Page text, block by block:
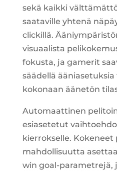
sekä kaikki
saataville yhtenä
clickillä.
visuaalista
fokusta, ja gamerit
säädellä
kokonaan äänetön
Automaattinen
esiasetetut
kierrokselle.
mahdollisuutta
win goal-parametrejä,